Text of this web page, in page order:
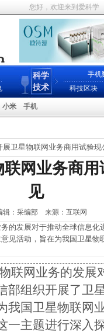
您好，欢迎来到爱科学
科学
技术
手机
科技区块
小米 手机
展卫星物联网业务商用试验现
网业务商
见
：采编部 来源：互联网
发展对于推动全球信息化
见活动，旨在为我国卫星
联网业务的发展
部组织开展了卫
我国卫星物联网
一主题进行深入